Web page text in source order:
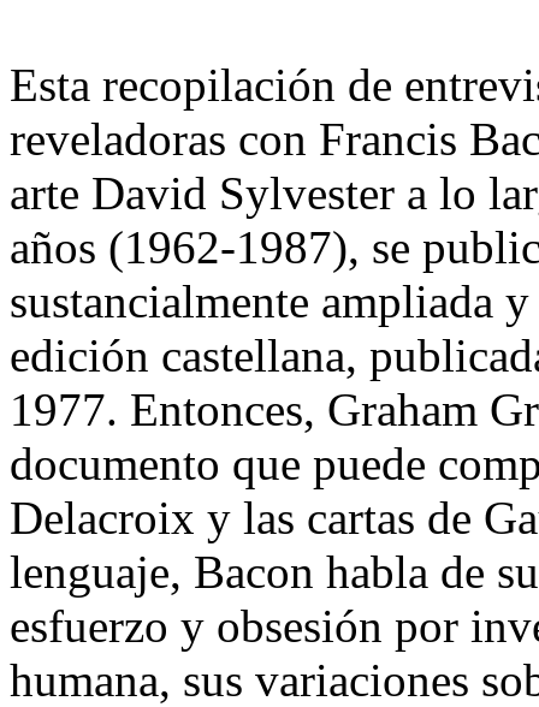
Esta recopilación de
reveladoras con Francis
arte David Sylvester a lo
años (1962-1987), se
sustancialmente ampliada
edición castellana,
1977. Entonces, Graham
documento que puede
Delacroix y las cartas de
lenguaje, Bacon habla de
esfuerzo y obsesión por
humana, sus variaciones